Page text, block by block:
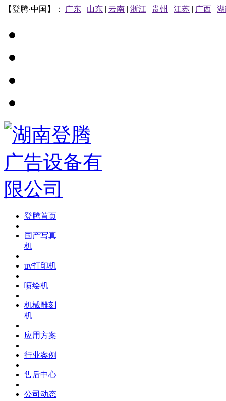
【登腾·中国】： 广东 | 山东 | 云南 | 浙江 | 贵州 | 江苏 | 广西 |
登腾首页
国产写真
机
uv打印机
喷绘机
机械雕刻
机
应用方案
行业案例
售后中心
公司动态